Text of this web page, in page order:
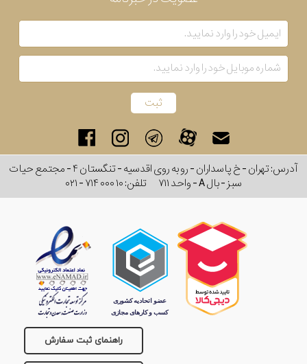
بکار
رفته
جنس
آدرس: تهران - خ پاسداران - رو به روی اقدسیه - تنگستان ۴ - مجتمع حیات
سبز - بال A - واحد ۷۱۱
تلفن:۰۲۱ - ۷۱۴ ۰۰۰ ۱۰
راهنمای ثبت سفارش